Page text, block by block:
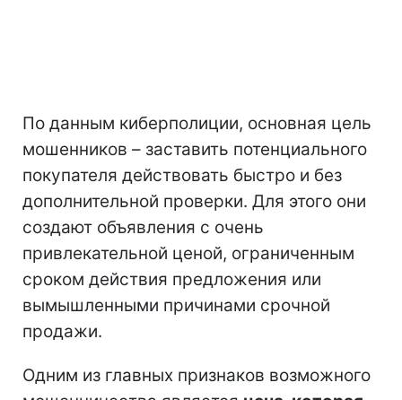
По данным киберполиции, основная цель
мошенников – заставить потенциального
покупателя действовать быстро и без
дополнительной проверки. Для этого они
создают объявления с очень
привлекательной ценой, ограниченным
сроком действия предложения или
вымышленными причинами срочной
продажи.
Одним из главных признаков возможного